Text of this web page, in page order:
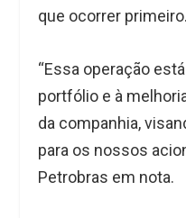
que ocorrer primeiro.
“Essa operação
portfólio e à
da companhia,
para os nossos
Petrobras em nota.